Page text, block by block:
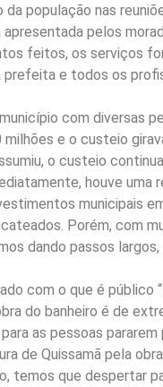
população nas
pelos
feitos, os serviços
prefeita e todos os
com diversas
e o custeio
o custeio
houve uma
municipais
Porém, com
dando passos largos,
com o que é público
do banheiro é de
as pessoas pararem
de Quissamã pela
temos que despertar